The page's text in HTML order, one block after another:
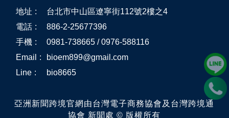
地址 :
台北市中山區遼寧街112號2樓之4
電話 :
886-2-25677396
手機 :
0981-738665 / 0976-588116
Email
:
bioem899@gmail.com
Line : bio8665
亞洲新聞跨境官網由台灣電子商務協會及台灣跨境通
協會 新聞處 © 版權所有